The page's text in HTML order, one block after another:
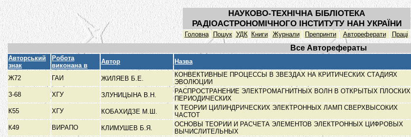
НАУКОВО-ТЕХНІЧНА БІБЛІОТЕКА
РАДІОАСТРОНОМІЧНОГО ІНСТИТУТУ НАН УКРАЇНИ
Головна Пошук УДК Книги Журнали Препринти Автореферати Праці
Все Авторефераты
Авторський
знак
Робота
виконана в
Автор Назва
Ж72
ГАИ ЖИЛЯЕВ Б.Е.
КОНВЕКТИВНЫЕ ПРОЦЕССЫ В ЗВЕЗДАХ НА КРИТИЧЕСКИХ СТАДИЯХ
ЭВОЛЮЦИИ
З-68 ХГУ ЗЛУНИЦЫНА В.Н.
РАСПРОСТРАНЕНИЕ ЭЛЕКТРОМАГНИТНЫХ ВОЛН В ОТКРЫТЫХ ПЛОСКИХ
ПЕРИОДИЧЕСКИХ
К55 ХГУ КОБАХИДЗЕ М.Ш.
К ТЕОРИИ ЦИЛИНДРИЧЕСКИХ ЭЛЕКТРОННЫХ ЛАМП СВЕРХВЫСОКИХ
ЧАСТОТ
К49 ВИРАПО КЛИМУШЕВ Б.Я.
ОСНОВЫ ТЕОРИИ И РАСЧЕТА ЭЛЕМЕНТОВ ЭЛЕКТРОННЫХ ЦИФРОВЫХ
ВЫЧИСЛИТЕЛЬНЫХ